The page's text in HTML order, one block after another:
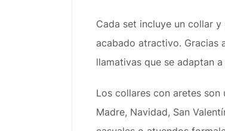
Cada set incluye un collar
acabado atractivo. Gracias
llamativas que se adaptan
Los collares con aretes
Madre, Navidad, San